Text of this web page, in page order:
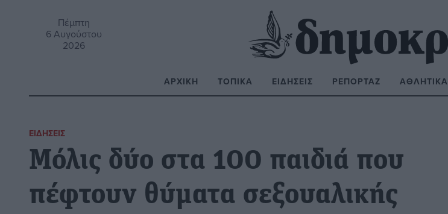
Πέμπτη
6 Αυγούστου
2026
ΑΡΧΙΚΉ ΤΟΠΙΚΆ ΕΙΔΉΣΕΙΣ ΡΕΠΟΡΤΆΖ ΑΘΛΗΤΙΚΆ
ΕΙΔΉΣΕΙΣ
Μόλις δύο στα 100 παιδιά που
πέφτουν θύματα σεξουαλικής